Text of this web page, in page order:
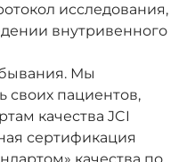
исследования,
внутривенного
Мы
своих пациентов,
качества JCI
сертификация